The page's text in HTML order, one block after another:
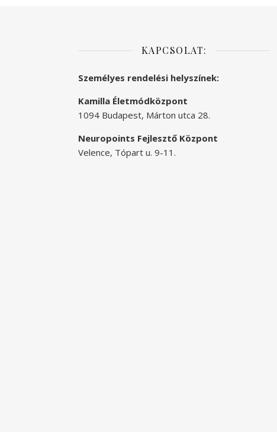
KAPCSOLAT:
Személyes rendelési helyszínek:
Kamilla Életmódközpont
1094 Budapest, Márton utca 28.
Neuropoints Fejlesztő Központ
Velence, Tópart u. 9-11.